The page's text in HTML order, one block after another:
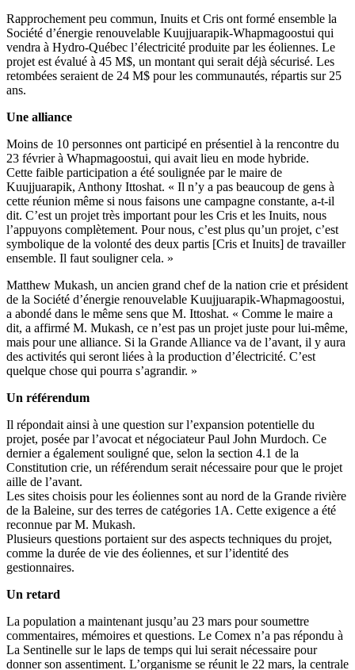
Rapprochement peu commun, Inuits et Cris ont formé ensemble la
Société d’énergie renouvelable Kuujjuarapik-Whapmagoostui qui
vendra à Hydro-Québec l’électricité produite par les éoliennes. Le
projet est évalué à 45 M$, un montant qui serait déjà sécurisé. Les
retombées seraient de 24 M$ pour les communautés, répartis sur 25
ans.
Une alliance
Moins de 10 personnes ont participé en présentiel à la rencontre du
23 février à Whapmagoostui, qui avait lieu en mode hybride.
Cette faible participation a été soulignée par le maire de
Kuujjuarapik, Anthony Ittoshat. « Il n’y a pas beaucoup de gens à
cette réunion même si nous faisons une campagne constante, a-t-il
dit. C’est un projet très important pour les Cris et les Inuits, nous
l’appuyons complètement. Pour nous, c’est plus qu’un projet, c’est
symbolique de la volonté des deux partis [Cris et Inuits] de travailler
ensemble. Il faut souligner cela. »
Matthew Mukash, un ancien grand chef de la nation crie et président
de la Société d’énergie renouvelable Kuujjuarapik-Whapmagoostui,
a abondé dans le même sens que M. Ittoshat. « Comme le maire a
dit, a affirmé M. Mukash, ce n’est pas un projet juste pour lui-même,
mais pour une alliance. Si la Grande Alliance va de l’avant, il y aura
des activités qui seront liées à la production d’électricité. C’est
quelque chose qui pourra s’agrandir. »
Un référendum
Il répondait ainsi à une question sur l’expansion potentielle du
projet, posée par l’avocat et négociateur Paul John Murdoch. Ce
dernier a également souligné que, selon la section 4.1 de la
Constitution crie, un référendum serait nécessaire pour que le projet
aille de l’avant.
Les sites choisis pour les éoliennes sont au nord de la Grande rivière
de la Baleine, sur des terres de catégories 1A. Cette exigence a été
reconnue par M. Mukash.
Plusieurs questions portaient sur des aspects techniques du projet,
comme la durée de vie des éoliennes, et sur l’identité des
gestionnaires.
Un retard
La population a maintenant jusqu’au 23 mars pour soumettre
commentaires, mémoires et questions. Le Comex n’a pas répondu à
La Sentinelle sur le laps de temps qui lui serait nécessaire pour
donner son assentiment. L’organisme se réunit le 22 mars, la centrale